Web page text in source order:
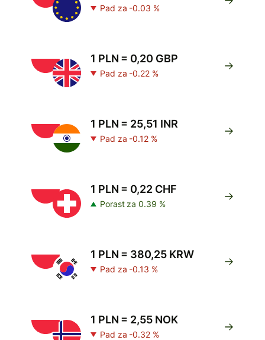
Pad za -0.03 %
1 PLN = 0,20 GBP
Pad za -0.22 %
1 PLN = 25,51 INR
Pad za -0.12 %
1 PLN = 0,22 CHF
Porast za 0.39 %
1 PLN = 380,25 KRW
Pad za -0.13 %
1 PLN = 2,55 NOK
Pad za -0.32 %